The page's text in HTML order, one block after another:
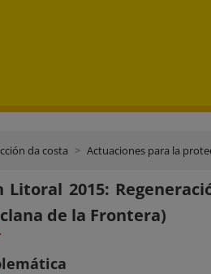
da costa Actuaciones para la
Litoral 2015:
de la Frontera)